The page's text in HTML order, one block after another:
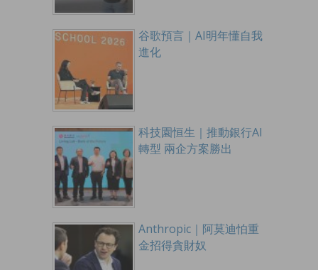
谷歌預言｜AI明年懂自我
進化
科技園恒生｜推動銀行AI
轉型 兩企方案勝出
Anthropic｜阿莫迪怕重
金招得貪財奴